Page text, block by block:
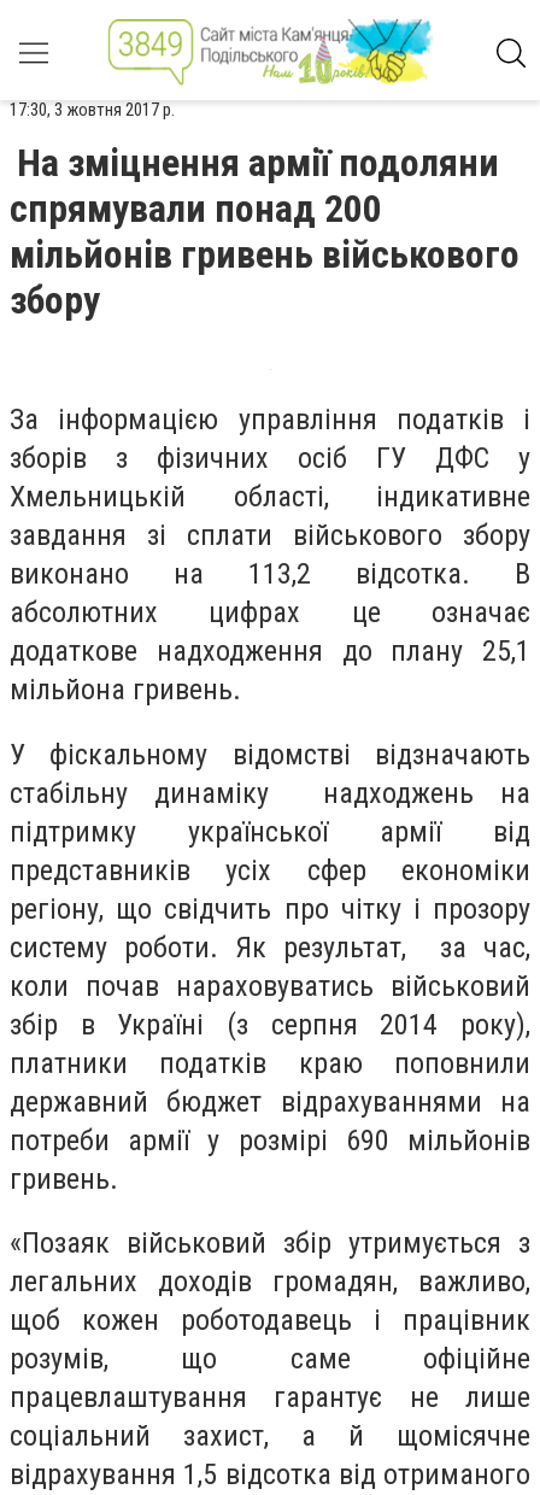
17:30, 3 жовтня 2017 р.
На зміцнення армії подоляни
спрямували понад 200
мільйонів гривень військового
збору
За інформацією управління податків і
зборів з фізичних осіб ГУ ДФС у
Хмельницькій області, індикативне
завдання зі сплати військового збору
виконано на 113,2 відсотка. В
абсолютних цифрах це означає
додаткове надходження до плану 25,1
мільйона гривень.
У фіскальному відомстві відзначають
стабільну динаміку надходжень на
підтримку української армії від
представників усіх сфер економіки
регіону, що свідчить про чітку і прозору
систему роботи. Як результат, за час,
коли почав нараховуватись військовий
збір в Україні (з серпня 2014 року),
платники податків краю поповнили
державний бюджет відрахуваннями на
потреби армії у розмірі 690 мільйонів
гривень.
«Позаяк військовий збір утримується з
легальних доходів громадян, важливо,
щоб кожен роботодавець і працівник
розумів, що саме офіційне
працевлаштування гарантує не лише
соціальний захист, а й щомісячне
відрахування 1,5 відсотка від отриманого